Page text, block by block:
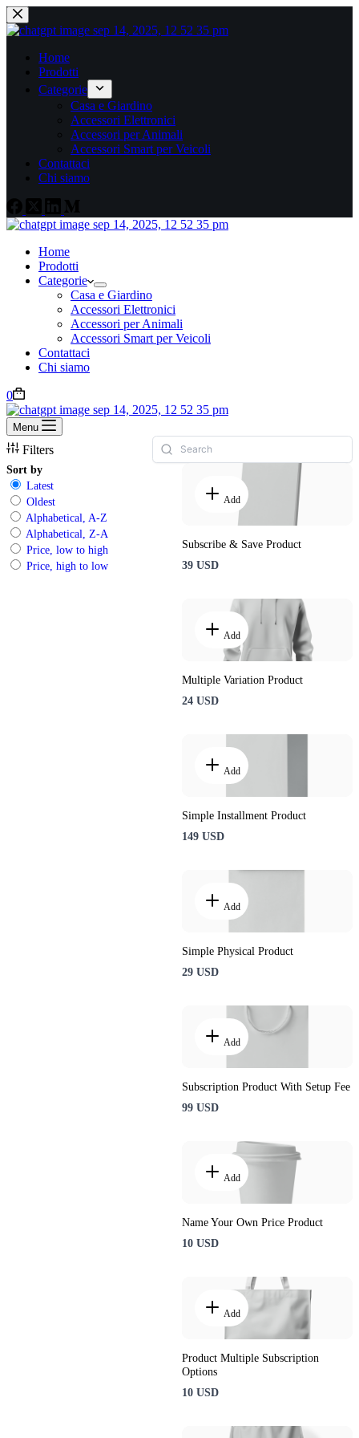
Home
Prodotti
Categorie
Casa e Giardino
Accessori Elettronici
Accessori per Animali
Accessori Smart per Veicoli
Contattaci
Chi siamo
Home
Prodotti
Categorie
Casa e Giardino
Accessori Elettronici
Accessori per Animali
Accessori Smart per Veicoli
Contattaci
Chi siamo
0
Menu
Filters
Sort by
Latest
Oldest
Alphabetical, A-Z
Alphabetical, Z-A
Price, low to high
Price, high to low
Add
Subscribe & Save Product
39 USD
Add
Multiple Variation Product
24 USD
Add
Simple Installment Product
149 USD
Add
Simple Physical Product
29 USD
Add
Subscription Product With Setup Fee
99 USD
Add
Name Your Own Price Product
10 USD
Add
Product Multiple Subscription
Options
10 USD